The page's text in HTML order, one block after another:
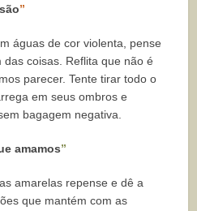
”
águas de cor violenta, pense
coisas. Reflita que não é
parecer. Tente tirar todo o
em seus ombros e
bagagem negativa.
amamos”
amarelas repense e dê a
que mantém com as